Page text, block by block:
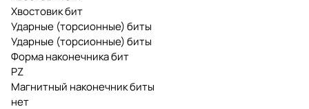
Хвостовик бит
Ударные (торсионные) биты
Ударные (торсионные) биты
Форма наконечника бит
PZ
Магнитный наконечник биты
нет